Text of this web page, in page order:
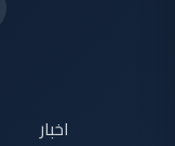
اخبار